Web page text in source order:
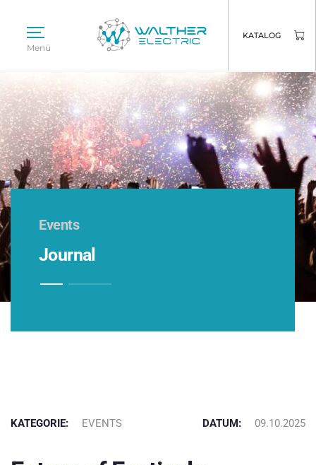
Menü
KATALOG
Events
Journal
KATEGORIE: EVENTS DATUM: 09.10.2025